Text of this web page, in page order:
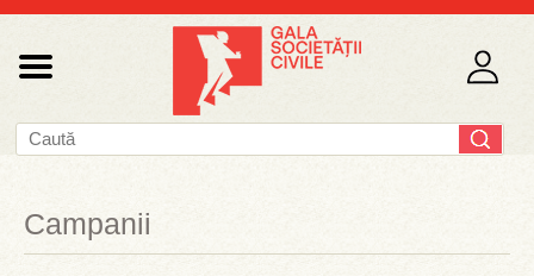
Campanii